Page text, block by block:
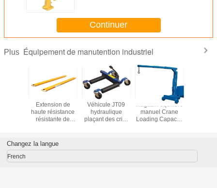
Continuer
Plus Équipement de manutention industriel
Extension de
haute résistance
résistante de
Véhicule JT09
hydraulique
plaçant des crics
Magasin équilibré
manuel Crane
Loading Capacity
Changez la langue
French